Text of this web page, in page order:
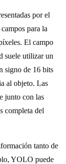
por el
para la
El campo
suele utilizar un
signo de 16 bits
al objeto. Las
junto con las
completa del
tanto de
YOLO puede